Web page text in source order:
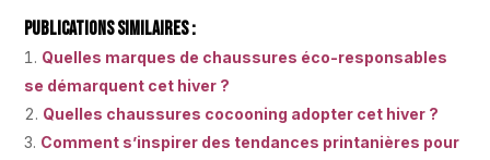
Publications Similaires :
Quelles marques de chaussures éco-responsables
se démarquent cet hiver ?
Quelles chaussures cocooning adopter cet hiver ?
Comment s’inspirer des tendances printanières pour